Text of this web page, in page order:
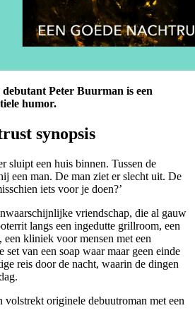
Peter Buurman is een
humor.
synopsis
sluipt een huis binnen. Tussen de
een man. De man ziet er slecht uit. De
iets voor je doen?’
vriendschap, die al gauw
langs een ingedutte grillroom, een
een kliniek voor mensen met een
van een soap waar maar geen einde
reis door de nacht, waarin de dingen
volstrekt originele debuutroman met een